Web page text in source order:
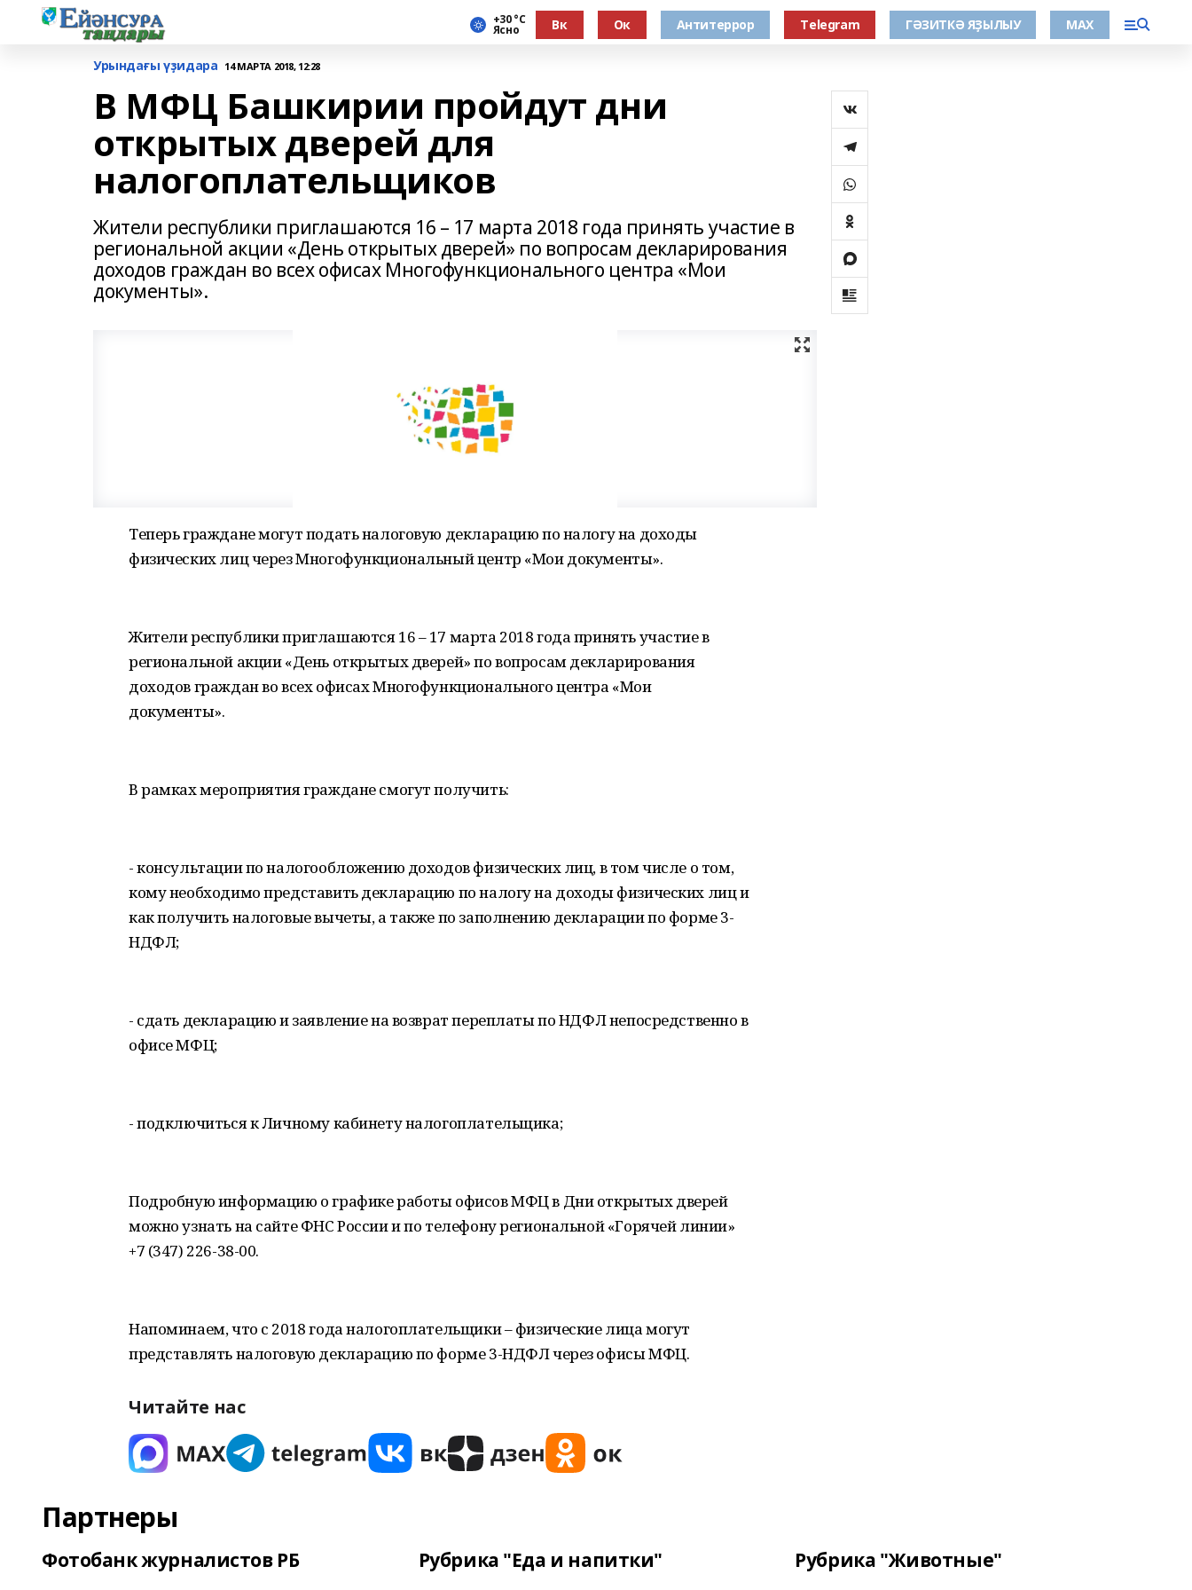
+30 °С
Ясно Вк Ок Антитеррор Тelegram ГӘЗИТКӘ ЯҘЫЛЫУ МАХ
Урындағы үҙидара 14 МАРТА 2018, 12:28
В МФЦ Башкирии пройдут дни
открытых дверей для
налогоплательщиков
Жители республики приглашаются 16 – 17 марта 2018 года принять участие в
региональной акции «День открытых дверей» по вопросам декларирования
доходов граждан во всех офисах Многофункционального центра «Мои
документы».
Теперь граждане могут подать налоговую декларацию по налогу на доходы
физических лиц через Многофункциональный центр «Мои документы».
Жители республики приглашаются 16 – 17 марта 2018 года принять участие в
региональной акции «День открытых дверей» по вопросам декларирования
доходов граждан во всех офисах Многофункционального центра «Мои
документы».
В рамках мероприятия граждане смогут получить:
- консультации по налогообложению доходов физических лиц, в том числе о том,
кому необходимо представить декларацию по налогу на доходы физических лиц и
как получить налоговые вычеты, а также по заполнению декларации по форме 3-
НДФЛ;
- сдать декларацию и заявление на возврат переплаты по НДФЛ непосредственно в
офисе МФЦ;
- подключиться к Личному кабинету налогоплательщика;
Подробную информацию о графике работы офисов МФЦ в Дни открытых дверей
можно узнать на сайте ФНС России и по телефону региональной «Горячей линии»
+7 (347) 226-38-00.
Напоминаем, что с 2018 года налогоплательщики – физические лица могут
представлять налоговую декларацию по форме 3-НДФЛ через офисы МФЦ.
Читайте нас
Партнеры
Фотобанк журналистов РБ Рубрика "Еда и напитки" Рубрика "Животные"